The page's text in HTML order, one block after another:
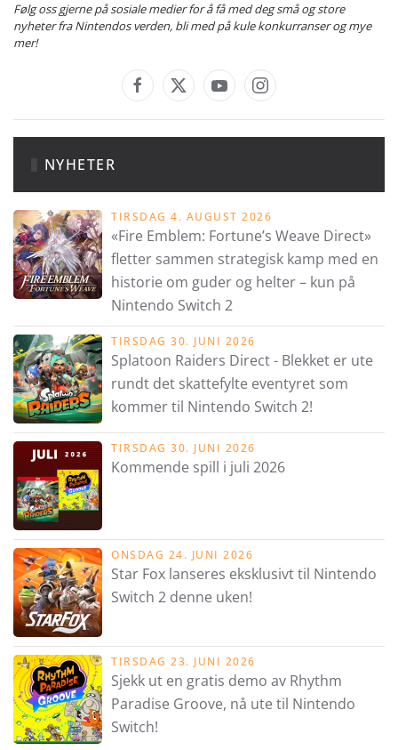
Følg oss gjerne på sosiale medier for å få med deg små og store
nyheter fra Nintendos verden, bli med på kule konkurranser og mye
mer!
NYHETER
TIRSDAG 4. AUGUST 2026
«Fire Emblem: Fortune’s Weave Direct»
fletter sammen strategisk kamp med en
historie om guder og helter – kun på
Nintendo Switch 2
TIRSDAG 30. JUNI 2026
Splatoon Raiders Direct - Blekket er ute
rundt det skattefylte eventyret som
kommer til Nintendo Switch 2!
TIRSDAG 30. JUNI 2026
Kommende spill i juli 2026
ONSDAG 24. JUNI 2026
Star Fox lanseres eksklusivt til Nintendo
Switch 2 denne uken!
TIRSDAG 23. JUNI 2026
Sjekk ut en gratis demo av Rhythm
Paradise Groove, nå ute til Nintendo
Switch!